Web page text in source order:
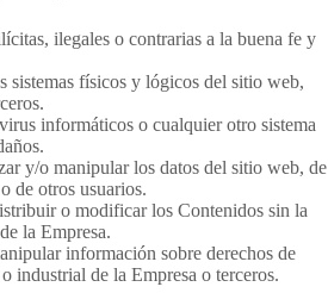
ilegales o contrarias a la buena fe y
sistemas físicos y lógicos del sitio web,
informáticos o cualquier otro sistema
y/o manipular los datos del sitio web, de
de otros usuarios.
o modificar los Contenidos sin la
la Empresa.
información sobre derechos de
industrial de la Empresa o terceros.